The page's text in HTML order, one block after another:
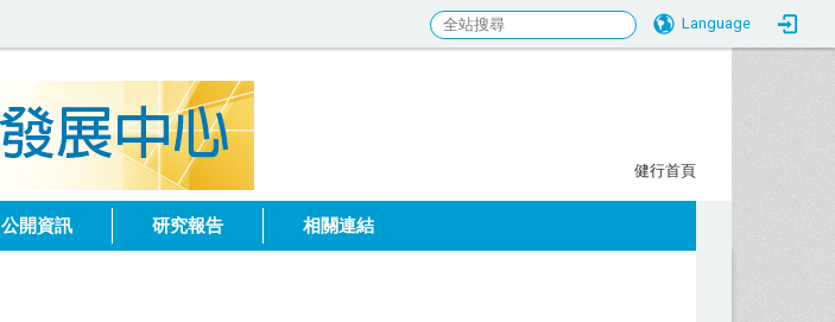
Language
健行首頁
公開資訊 研究報告 相關連結